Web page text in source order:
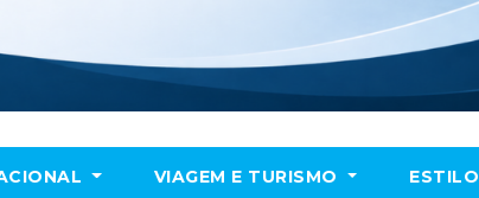
VIAGEM E TURISMO ESTILO